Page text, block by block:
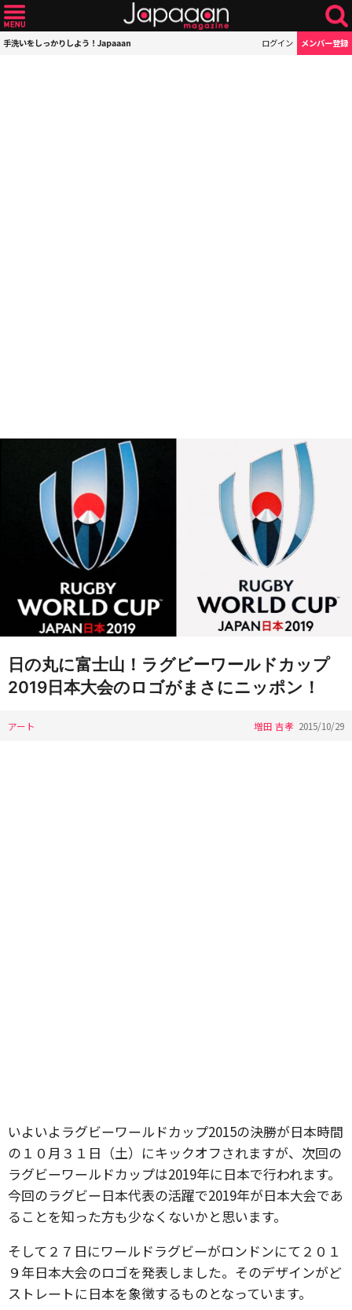
手洗いをしっかりしよう！Japaaan ログイン メンバー登録
日の丸に富士山！ラグビーワールドカップ
2019日本大会のロゴがまさにニッポン！
アート 増田 吉孝 2015/10/29
いよいよラグビーワールドカップ2015の決勝が日本時間
の１０月３１日（土）にキックオフされますが、次回の
ラグビーワールドカップは2019年に日本で行われます。
今回のラグビー日本代表の活躍で2019年が日本大会であ
ることを知った方も少なくないかと思います。
そして２７日にワールドラグビーがロンドンにて２０１
９年日本大会のロゴを発表しました。そのデザインがど
ストレートに日本を象徴するものとなっています。